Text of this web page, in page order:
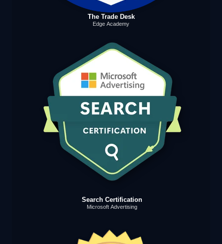
The Trade Desk
Edge Academy
Search Certification
Microsoft Advertising